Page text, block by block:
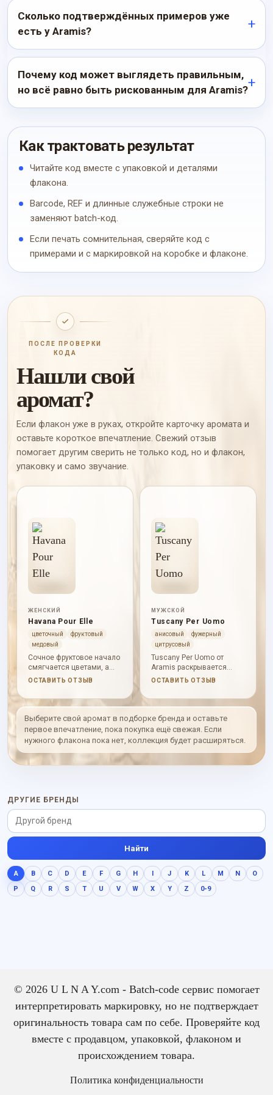
Сколько подтверждённых примеров уже
есть у Aramis?
Почему код может выглядеть правильным,
но всё равно быть рискованным для Aramis?
Как трактовать результат
Читайте код вместе с упаковкой и деталями
флакона.
Barcode, REF и длинные служебные строки не
заменяют batch-код.
Если печать сомнительная, сверяйте код с
примерами и с маркировкой на коробке и флаконе.
ПОСЛЕ ПРОВЕРКИ
КОДА
Нашли свой
аромат?
Если флакон уже в руках, откройте карточку аромата и
оставьте короткое впечатление. Свежий отзыв
помогает другим сверить не только код, но и флакон,
упаковку и само звучание.
ЖЕНСКИЙ
Havana Pour Elle
цветочный
фруктовый
медовый
Сочное фруктовое начало
смягчается цветами, а
мед, ваниль и бобы тонка
базу.
ОСТАВИТЬ ОТЗЫВ
МУЖСКОЙ
Tuscany Per Uomo
анисовый
фужерный
цитрусовый
Tuscany Per Uomo от
Aramis раскрывается
через цитрусовая
травы, свежая пряность. В
начале слышны лимон,
лаванда, бергамот; в
сердце проступают анис,
тмин, бергамот; база
держит кожа, дубовый
мох, базилик. Характер
аромата: свежий,
ОСТАВИТЬ ОТЗЫВ
Выберите свой аромат в подборке бренда и оставьте
первое впечатление, пока покупка ещё свежая. Если
нужного флакона пока нет, коллекция будет расширяться.
ДРУГИЕ БРЕНДЫ
Найти
A B C D E F G H I J K L M N
O
P
Q R S T U V W X Y Z 0-9
© 2026 U L N A Y.com - Batch-code сервис помогает
интерпретировать маркировку, но не подтверждает
оригинальность товара сам по себе. Проверяйте код
вместе с продавцом, упаковкой, флаконом и
происхождением товара.
Политика конфиденциальности